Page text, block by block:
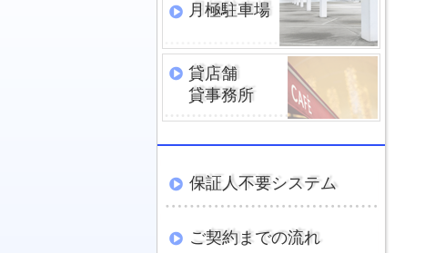
月極駐車場
貸店舗
貸事務所
保証人不要システム
ご契約までの流れ